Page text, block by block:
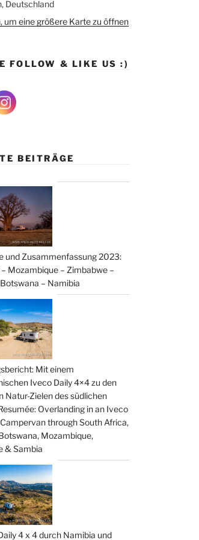
Deutschland
FOLLOW & LIKE US :)
BEITRÄGE
und Zusammenfassung 2023:
Mozambique – Zimbabwe –
– Namibia
Mit einem
Iveco Daily 4×4 zu den
Natur-Zielen des südlichen
Overlanding in an Iveco
through South Africa,
Mozambique,
& Sambia
4 x 4 durch Namibia und